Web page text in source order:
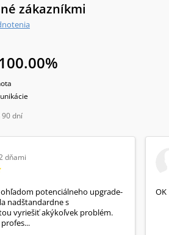
zákazníkmi
100.00%
dní
dňami
potenciálneho upgrade-
nadštandardne s
vyriešiť akýkoľvek problém.
OK